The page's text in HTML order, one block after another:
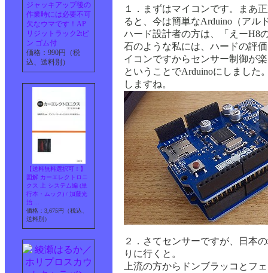
ジャッキアップ後の
作業時には必要不可
欠なウマです！AP
リジットラック2tピ
ン ゴム付
価格：990円（税
込、送料別）
【送料無料選択可！】
図解 カーエレクトロニ
クス 上 システム編 (単
行本・ムック) / 加藤光
治 ...
価格：3,675円（税込、
送料別）
１．まずはマイコンです。まあ
ると、今は簡単なArduino（アル
ハード設計者の方は、「えーH8
石のような私には、ハードの評
イコンですからセンサー制御が
ということでArduinoにしました
しますね。
２．さてセンサーですが、日本
りに行くと。
上流の方からドンブラッコと